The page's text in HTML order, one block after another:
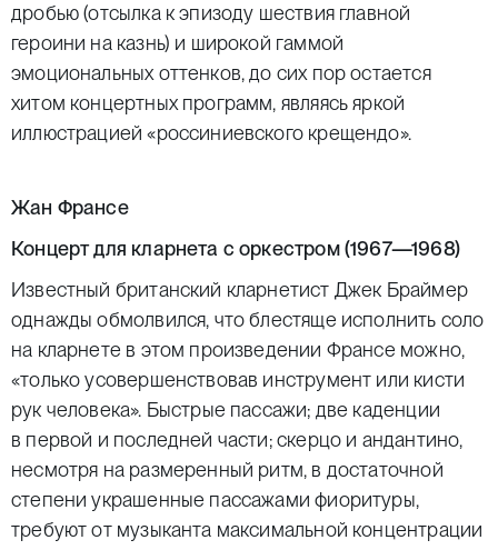
дробью (отсылка к эпизоду шествия главной
героини на казнь) и широкой гаммой
эмоциональных оттенков, до сих пор остается
хитом концертных программ, являясь яркой
иллюстрацией «россиниевского крещендо».
Жан Франсе
Концерт для кларнета с оркестром (1967—1968)
Известный британский кларнетист Джек Браймер
однажды обмолвился, что блестяще исполнить соло
на кларнете в этом произведении Франсе можно,
«только усовершенствовав инструмент или кисти
рук человека». Быстрые пассажи; две каденции
в первой и последней части; скерцо и андантино,
несмотря на размеренный ритм, в достаточной
степени украшенные пассажами фиоритуры,
требуют от музыканта максимальной концентрации